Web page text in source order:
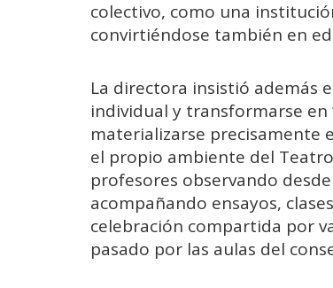
colectivo, como una
convirtiéndose también en
La directora insistió además
individual y transformarse en
materializarse precisamente
el propio ambiente del
profesores observando
acompañando ensayos,
celebración compartida por
pasado por las aulas del